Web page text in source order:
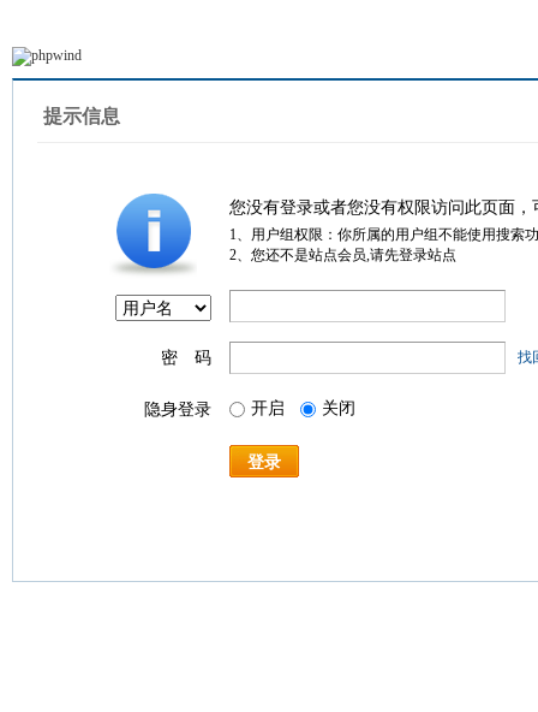
提示信息
您没有登录或者您没有权限访问此页面
1、用户组权限：你所属的用户组不能使用搜索
2、您还不是站点会员,请先登录站点
密 码 找
隐身登录 开启 关闭
登录